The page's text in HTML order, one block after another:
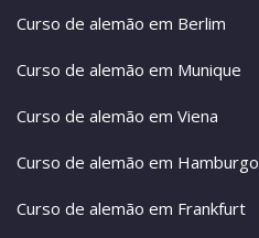
Curso de alemão em Berlim
Curso de alemão em Munique
Curso de alemão em Viena
Curso de alemão em Hamburgo
Curso de alemão em Frankfurt